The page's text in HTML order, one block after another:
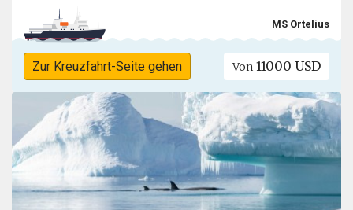
MS Ortelius
Zur Kreuzfahrt-Seite gehen Von 11000 USD